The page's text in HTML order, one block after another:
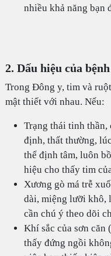
nhiều khả năng bạn
2. Dấu hiệu của
Trong Đông y, tim và
mật thiết với nhau. Nếu:
Trạng thái tinh thần,
định, thất thường,
thể định tâm, luôn
hiệu cho thấy tim
Xương gò má trễ
dài, miệng lưỡi khô,
cần chú ý theo dõi
Khí sắc của sơn căn
thấy đứng ngồi